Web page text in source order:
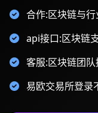
合作:区块链与
api接口:区块链
客服:区块链团
易欧交易所登录